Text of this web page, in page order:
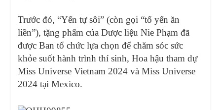
Trước đó, “Yến tự sôi” (còn gọi “tổ yến ăn
liền”), tặng phẩm của Dược liệu Nie Phạm đã
được Ban tổ chức lựa chọn để chăm sóc sức
khỏe suốt hành trình thí sinh, Hoa hậu tham dự
Miss Universe Vietnam 2024 và Miss Universe
2024 tại Mexico.